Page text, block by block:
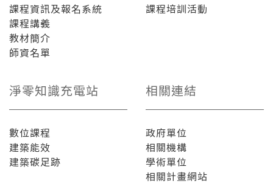
課程資訊及報名系統
課程講義
教材簡介
師資名單
課程培訓活動
淨零知識充電站
數位課程
建築能效
建築碳足跡
相關連結
政府單位
相關機構
學術單位
相關計畫網站